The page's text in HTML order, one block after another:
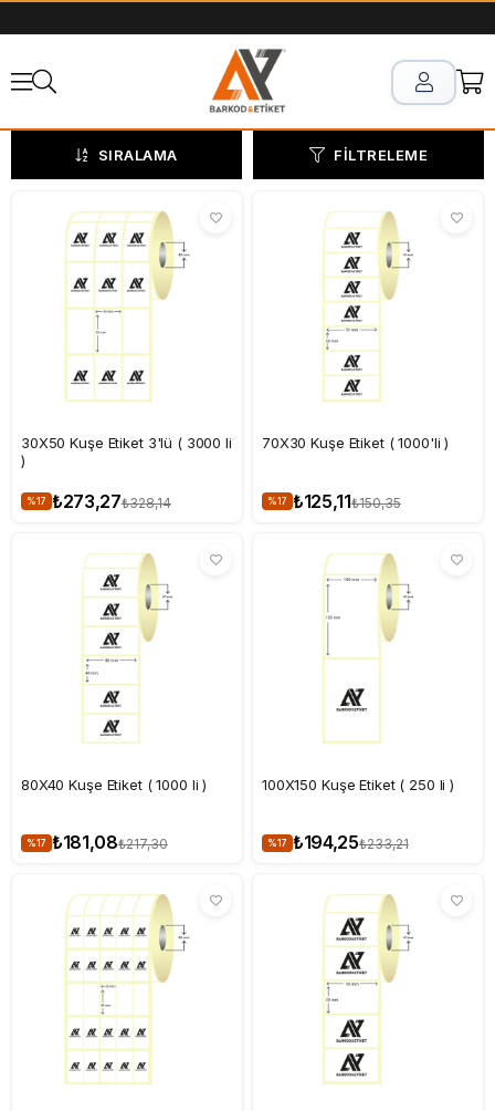
FILTRELEME
SIRALAMA
30X50 Kuşe Etiket 3'lü ( 3000 li
)
%17 ₺273,27₺328,14
70X30 Kuşe Etiket ( 1000'li )
%17 ₺125,11₺150,35
80X40 Kuşe Etiket ( 1000 li )
%17 ₺181,08₺217,30
100X150 Kuşe Etiket ( 250 li )
%17 ₺194,25₺233,21